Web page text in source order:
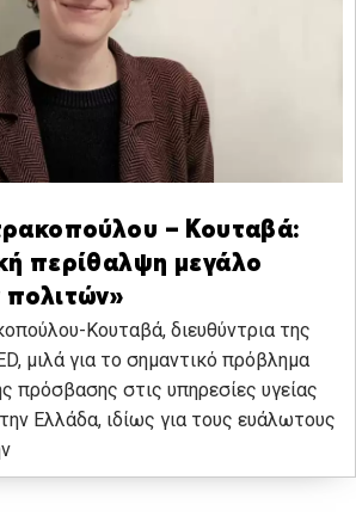
– Κουταβά:
περίθαλψη μεγάλο
Κουταβά, διευθύντρια της
μιλά για το σημαντικό πρόβλημα
πρόσβασης στις υπηρεσίες υγείας
Ελλάδα, ιδίως για τους ευάλωτους